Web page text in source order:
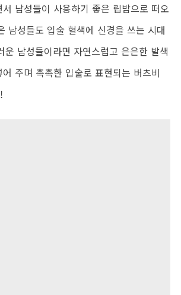
남성들이 사용하기 좋은 립밤으로 떠오
남성들도 입술 혈색에 신경을 쓰는 시대
운 남성들이라면 자연스럽고 은은한 발색
주며 촉촉한 입술로 표현되는 버츠비